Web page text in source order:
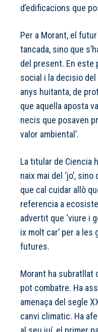
d’edificacions que
Per a Morant, el
tancada, sino que
del present. En este
social i la decisio del
anys huitanta, de
que aquella aposta
necis que posaven
valor ambiental’.
La titular de Ciencia
naix mai del ‘jo’,
que cal cuidar allò
referencia a
advertit que ‘viure i
ix molt car’ per a
futures.
Morant ha subratllat
pot combatre. Ha
amenaça del segle
canvi climatic. Ha